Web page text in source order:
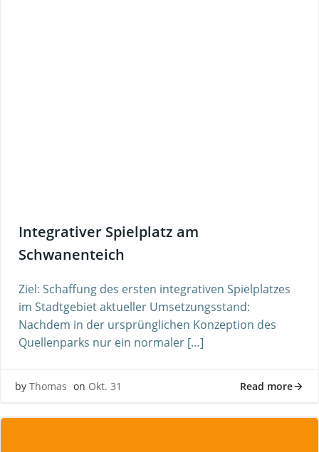
Integrativer Spielplatz am
Schwanenteich
Ziel: Schaffung des ersten integrativen Spielplatzes
im Stadtgebiet aktueller Umsetzungsstand:
Nachdem in der ursprünglichen Konzeption des
Quellenparks nur ein normaler […]
by Thomas on Okt. 31 Read more